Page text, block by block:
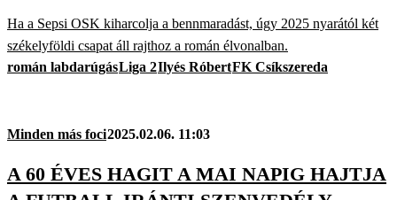
Ha a Sepsi OSK kiharcolja a bennmaradást, úgy 2025 nyarától két
székelyföldi csapat áll rajthoz a román élvonalban.
román labdarúgásLiga 2Ilyés RóbertFK Csíkszereda
Minden más foci2025.02.06. 11:03
A 60 ÉVES HAGIT A MAI NAPIG HAJTJA